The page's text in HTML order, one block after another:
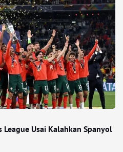
League Usai Kalahkan Spanyol